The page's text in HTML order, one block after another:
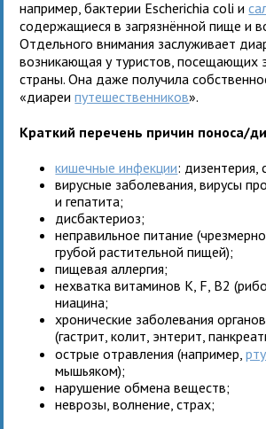
например, бактерии Escherichia coli и
содержащиеся в загрязнённой пище и
Отдельного внимания заслуживает
возникающая у туристов, посещающих
страны. Она даже получила
«диареипутешественников».
Краткий перечень причин поноса/
кишечные инфекции: дизентерия,
вирусные заболевания, вирусы
и гепатита;
дисбактериоз;
неправильное питание
грубой растительной пищей);
пищевая аллергия;
нехватка витаминов К, F, В2
ниацина;
хронические заболевания
(гастрит, колит, энтерит,
острые отравления (например,
мышьяком);
нарушение обмена веществ;
неврозы, волнение, страх;